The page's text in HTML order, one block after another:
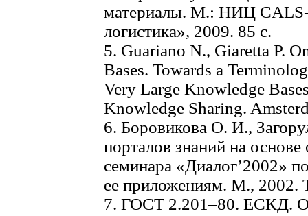
материалы. М.: НИЦ CALS-
логистика», 2009. 85 с.
5. Guariano N., Giaretta P.
Bases. Towards a
Very Large Knowledge
Knowledge Sharing.
6. Боровикова О. И.,
порталов знаний на
семинара «Диалог’2002»
ее приложениям. М., 2002.
7. ГОСТ 2.201–80. ЕСКД.